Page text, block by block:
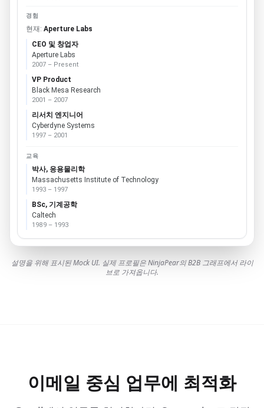
경험
현재: Aperture Labs
CEO 및 창업자
Aperture Labs
2007 – Present
VP Product
Black Mesa Research
2001 – 2007
리서치 엔지니어
Cyberdyne Systems
1997 – 2001
교육
박사, 응용물리학
Massachusetts Institute of Technology
1993 – 1997
BSc, 기계공학
Caltech
1989 – 1993
설명을 위해 표시된 Mock UI. 실제 프로필은 NinjaPear의 B2B 그래프에서 라이
브로 가져옵니다.
이메일 중심 업무에 최적화